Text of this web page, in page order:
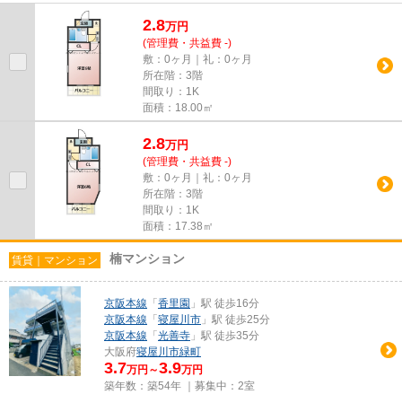
る物件です◎こちらはマンショ...
2.8万円
(管理費・共益費 -)
敷：0ヶ月｜礼：0ヶ月
所在階：3階
間取り：1K
面積：18.00㎡
2.8万円
(管理費・共益費 -)
敷：0ヶ月｜礼：0ヶ月
所在階：3階
間取り：1K
面積：17.38㎡
賃貸｜マンション 楠マンション
京阪本線 「 香里園 」駅 徒歩16分
京阪本線 「 寝屋川市 」駅 徒歩25分
京阪本線 「 光善寺 」駅 徒歩35分
大阪府寝屋川市緑町
3.7万円～3.9万円
築年数：築54年 ｜募集中： 2室